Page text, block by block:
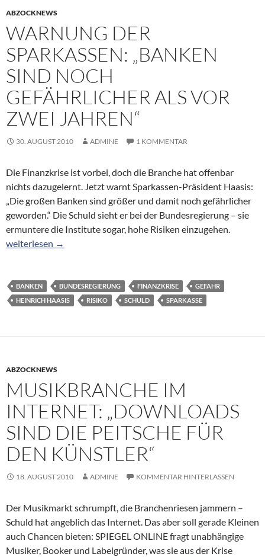
ABZOCKNEWS
WARNUNG DER
SPARKASSEN: „BANKEN
SIND NOCH
GEFÄHRLICHER ALS VOR
ZWEI JAHREN“
30. AUGUST 2010 ADMINE 1 KOMMENTAR
Die Finanzkrise ist vorbei, doch die Branche hat offenbar
nichts dazugelernt. Jetzt warnt Sparkassen-Präsident Haasis:
„Die großen Banken sind größer und damit noch gefährlicher
geworden.“ Die Schuld sieht er bei der Bundesregierung – sie
ermuntere die Institute sogar, hohe Risiken einzugehen.
Warnung der Sparkassen: „Banken sind noch gefährlicher als
weiterlesen →
BANKEN BUNDESREGIERUNG FINANZKRISE
GEFAHR
HEINRICH HAASIS
RISIKO SCHULD SPARKASSE
ABZOCKNEWS
MUSIKBRANCHE IM
INTERNET: „DOWNLOADS
SIND DIE PEITSCHE FÜR
DEN KÜNSTLER“
18. AUGUST 2010 ADMINE KOMMENTAR HINTERLASSEN
Der Musikmarkt schrumpft, die Branchenriesen jammern –
Schuld hat angeblich das Internet. Das aber soll gerade Kleinen
auch Chancen bieten: SPIEGEL ONLINE fragt unabhängige
Musiker, Booker und Labelgründer, was sie aus der Krise